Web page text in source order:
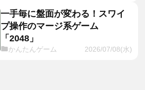
一手毎に盤面が変わる！スワイ
プ操作のマージ系ゲーム
「2048」
かんたんゲーム 2026/07/08(水)